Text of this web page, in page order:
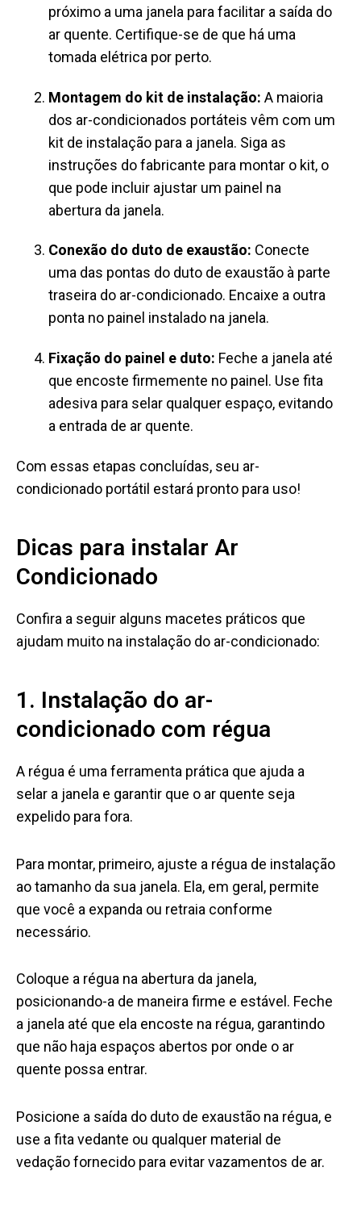
próximo a uma janela para facilitar a saída do
ar quente. Certifique-se de que há uma
tomada elétrica por perto.
Montagem do kit de instalação: A maioria
dos ar-condicionados portáteis vêm com um
kit de instalação para a janela. Siga as
instruções do fabricante para montar o kit, o
que pode incluir ajustar um painel na
abertura da janela.
Conexão do duto de exaustão: Conecte
uma das pontas do duto de exaustão à parte
traseira do ar-condicionado. Encaixe a outra
ponta no painel instalado na janela.
Fixação do painel e duto: Feche a janela até
que encoste firmemente no painel. Use fita
adesiva para selar qualquer espaço, evitando
a entrada de ar quente.
Com essas etapas concluídas, seu ar-
condicionado portátil estará pronto para uso!
Dicas para instalar Ar
Condicionado
Confira a seguir alguns macetes práticos que
ajudam muito na instalação do ar-condicionado:
1. Instalação do ar-
condicionado com régua
A régua é uma ferramenta prática que ajuda a
selar a janela e garantir que o ar quente seja
expelido para fora.
Para montar, primeiro, ajuste a régua de instalação
ao tamanho da sua janela. Ela, em geral, permite
que você a expanda ou retraia conforme
necessário.
Coloque a régua na abertura da janela,
posicionando-a de maneira firme e estável. Feche
a janela até que ela encoste na régua, garantindo
que não haja espaços abertos por onde o ar
quente possa entrar.
Posicione a saída do duto de exaustão na régua, e
use a fita vedante ou qualquer material de
vedação fornecido para evitar vazamentos de ar.